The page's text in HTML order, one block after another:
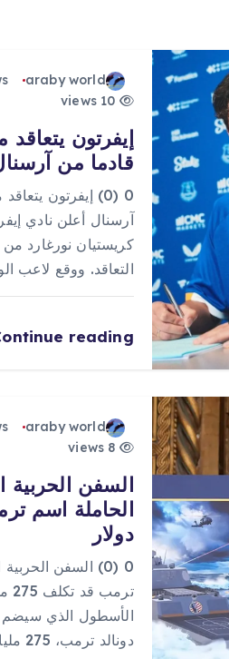
araby world
إيفرتون يتعاقد
قادما من
0 (0) إيفرتون
آرسنال أعلن نادي
كريستيان نورغارد
التعاقد. ووقع لاعب
reading
araby world
السفن الحربية
دولار
0 (0) السفن
دونالد ترمب، 275 مليار…